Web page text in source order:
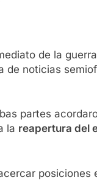
de la
de noticias
partes
la reapertura del
posiciones